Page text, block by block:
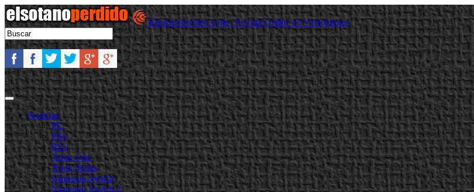
Elsotanoperdido.com - Revista Online de Videojuegos
Noticias
PC
PS4
PS5
Xbox One
Xbox Series
Nintendo Switch
Nintendo Switch 2